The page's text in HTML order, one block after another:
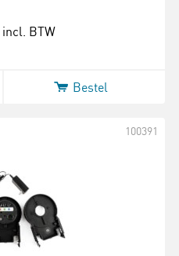
incl. BTW
Bestel
100391